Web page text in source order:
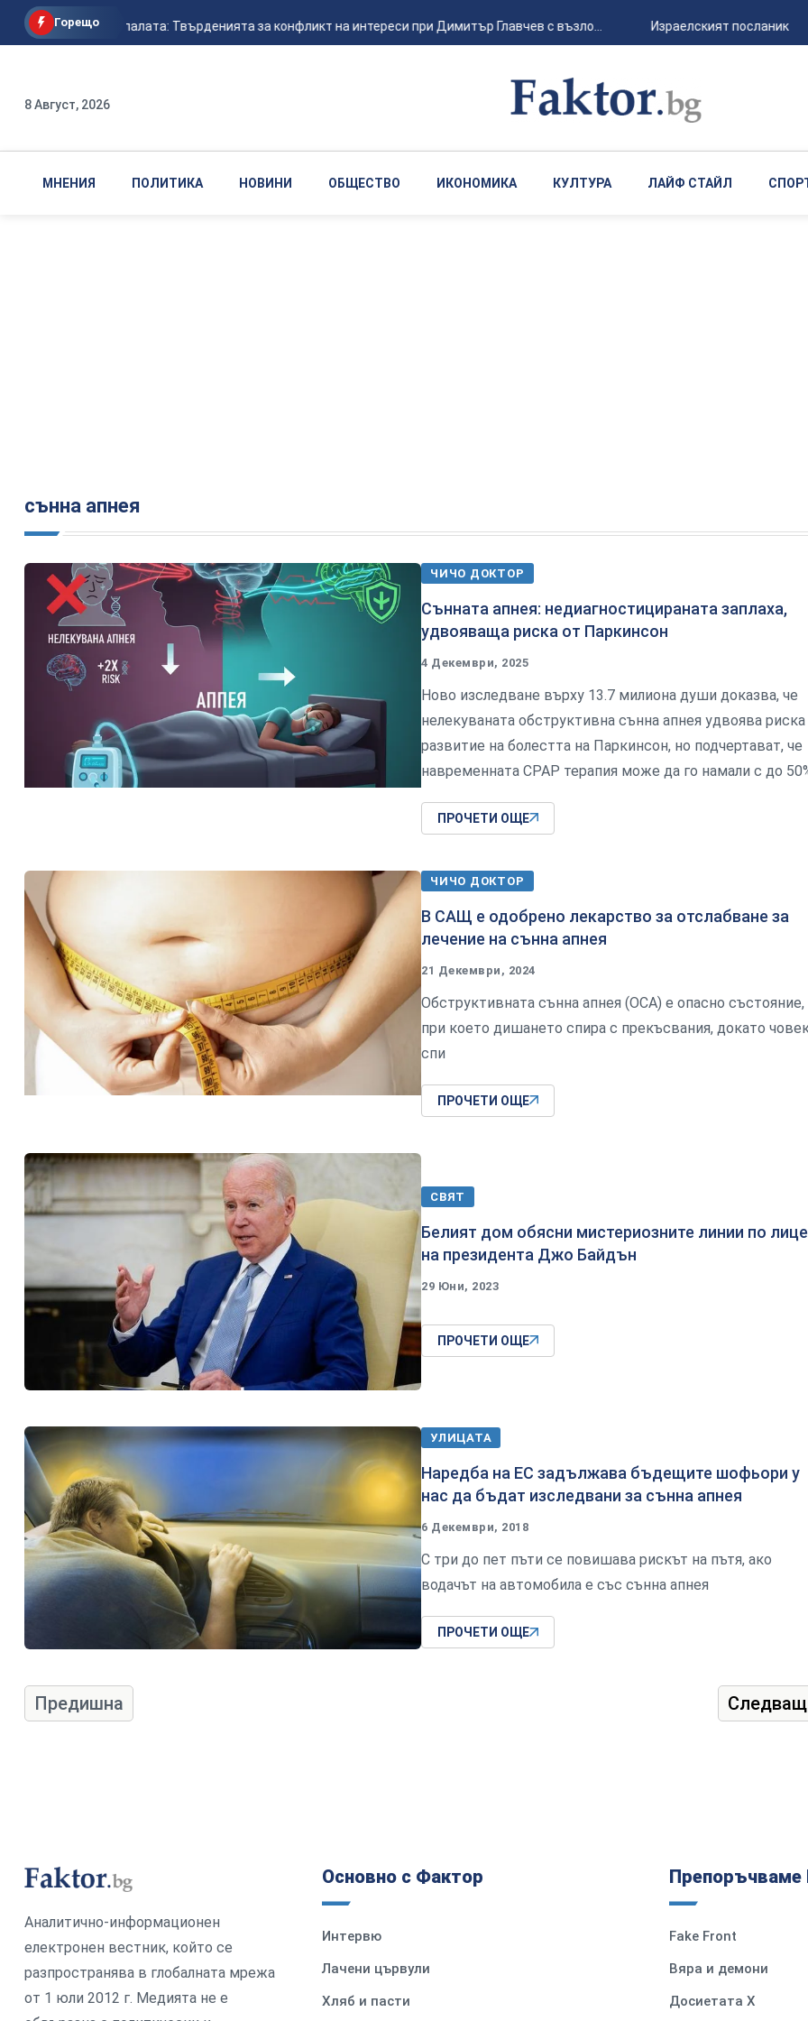
Горещо
Сметната палата: Твърденията за конфликт на интереси при Димитър Главчев с възло... Израелският посланик за
8 Август, 2026
МНЕНИЯ ПОЛИТИКА НОВИНИ ОБЩЕСТВО ИКОНОМИКА КУЛТУРА ЛАЙФ СТАЙЛ
сънна апнея
ЧИЧО ДОКТОР
Сънната апнея: недиагностицираната заплаха,
удвояваща риска от Паркинсон
4 Декември, 2025
Ново изследване върху 13.7 милиона души доказва, че
нелекуваната обструктивна сънна апнея удвоява
развитие на болестта на Паркинсон, но подчертават, че
навременната CPAP терапия може да го намали с до
ПРОЧЕТИ ОЩЕ
ЧИЧО ДОКТОР
В САЩ е одобрено лекарство за отслабване за
лечение на сънна апнея
21 Декември, 2024
Обструктивната сънна апнея (ОСА) е опасно състояние,
при което дишането спира с прекъсвания, докато
спи
ПРОЧЕТИ ОЩЕ
СВЯТ
Белият дом обясни мистериозните линии по
на президента Джо Байдън
29 Юни, 2023
ПРОЧЕТИ ОЩЕ
УЛИЦАТА
Наредба на ЕС задължава бъдещите шофьори у
нас да бъдат изследвани за сънна апнея
6 Декември, 2018
С три до пет пъти се повишава рискът на пътя, ако
водачът на автомобила е със сънна апнея
ПРОЧЕТИ ОЩЕ
Предишна
Аналитично-информационен
електронен вестник, който се
разпространява в глобалната мрежа
от 1 юли 2012 г. Медията не е
Основно с Фактор
Интервю
Лачени цървули
Хляб и пасти
Препоръчваме
Fake Front
Вяра и демони
Досиетата Х